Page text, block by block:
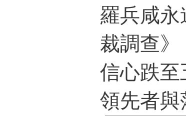
羅兵咸
裁調查
信心跌
領先者